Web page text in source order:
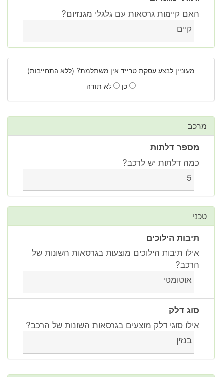
האם קיימות גרסאות עם גלגלי מגנזיום?
קיים
מעוניין לבצע עסקת טרייד אין משתלמת? (ללא התחייבות)
כן
לא תודה
מרכב
מספר דלתות
כמה דלתות יש לרכב?
5
טכני
תיבות הילוכים
אילו תיבות הילוכים מוצעות בגרסאות השונות של
הרכב?
אוטומטי
סוג דלק
אילו סוגי דלק מוצעים בגרסאות השונות של הרכב?
בנזין